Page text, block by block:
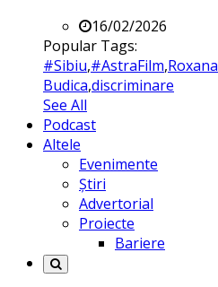
16/02/2026
Popular Tags:
#Sibiu,#AstraFilm,Roxana
Budica,discriminare
See All
Podcast
Altele
Evenimente
Știri
Advertorial
Proiecte
Bariere